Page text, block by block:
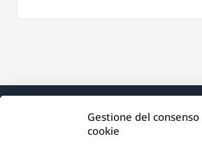
Gestione del
cookie